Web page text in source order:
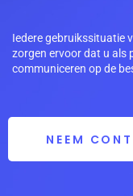
Iedere gebruikssituatie
zorgen ervoor dat u als
communiceren op de
NEEM